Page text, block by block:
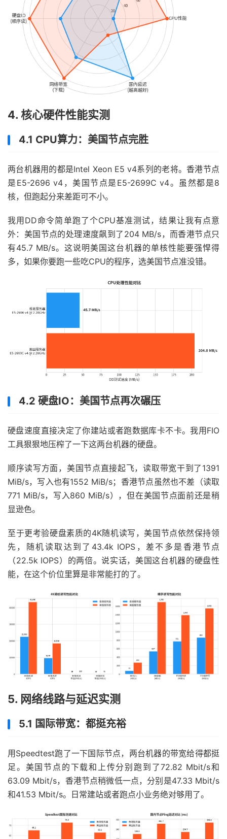
4. 核心硬件性能实测
4.1 CPU算力：美国节点完胜
两台机器用的都是Intel Xeon E5 v4系列的老将。香港节点
是E5-2696 v4，美国节点是E5-2699C v4。虽然都是8
核，但跑起分来差距可不小。
我用DD命令简单跑了个CPU基准测试，结果让我有点意
外：美国节点的处理速度飙到了204 MB/s，而香港节点只
有45.7 MB/s。这说明美国这台机器的单核性能要强悍得
多，如果你要跑一些吃CPU的程序，选美国节点准没错。
4.2 硬盘IO：美国节点再次碾压
硬盘速度直接决定了你建站或者跑数据库卡不卡。我用FIO
工具狠狠地压榨了一下这两台机器的硬盘。
顺序读写方面，美国节点直接起飞，读取带宽干到了1391
MiB/s，写入也有1552 MiB/s；香港节点虽然也不差（读取
771 MiB/s，写入860 MiB/s），但在美国节点面前还是稍
显逊色。
至于更考验硬盘素质的4K随机读写，美国节点依然保持领
先，随机读取达到了43.4k IOPS，差不多是香港节点
（22.5k IOPS）的两倍。说实话，美国这台机器的硬盘性
能，在这个价位里算是非常能打的了。
5. 网络线路与延迟实测
5.1 国际带宽：都挺充裕
用Speedtest跑了一下国际节点，两台机器的带宽给得都挺
足。美国节点的下载和上传分别跑到了72.82 Mbit/s和
63.09 Mbit/s，香港节点稍微低一点，分别是47.33 Mbit/s
和41.53 Mbit/s。日常建站或者跑点小业务绝对够用了。